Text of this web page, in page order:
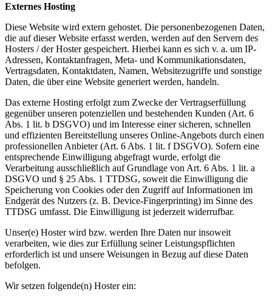
Externes Hosting
Diese Website wird extern gehostet. Die personenbezogenen Daten,
die auf dieser Website erfasst werden, werden auf den Servern des
Hosters / der Hoster gespeichert. Hierbei kann es sich v. a. um IP-
Adressen, Kontaktanfragen, Meta- und Kommunikationsdaten,
Vertragsdaten, Kontaktdaten, Namen, Websitezugriffe und sonstige
Daten, die über eine Website generiert werden, handeln.
Das externe Hosting erfolgt zum Zwecke der Vertragserfüllung
gegenüber unseren potenziellen und bestehenden Kunden (Art. 6
Abs. 1 lit. b DSGVO) und im Interesse einer sicheren, schnellen
und effizienten Bereitstellung unseres Online-Angebots durch einen
professionellen Anbieter (Art. 6 Abs. 1 lit. f DSGVO). Sofern eine
entsprechende Einwilligung abgefragt wurde, erfolgt die
Verarbeitung ausschließlich auf Grundlage von Art. 6 Abs. 1 lit. a
DSGVO und § 25 Abs. 1 TTDSG, soweit die Einwilligung die
Speicherung von Cookies oder den Zugriff auf Informationen im
Endgerät des Nutzers (z. B. Device-Fingerprinting) im Sinne des
TTDSG umfasst. Die Einwilligung ist jederzeit widerrufbar.
Unser(e) Hoster wird bzw. werden Ihre Daten nur insoweit
verarbeiten, wie dies zur Erfüllung seiner Leistungspflichten
erforderlich ist und unsere Weisungen in Bezug auf diese Daten
befolgen.
Wir setzen folgende(n) Hoster ein: